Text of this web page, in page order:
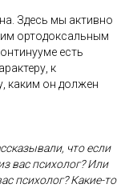
Здесь мы активно
ортодоксальным
есть
к
каким он должен
что если
вас психолог? Или
психолог? Какие-то